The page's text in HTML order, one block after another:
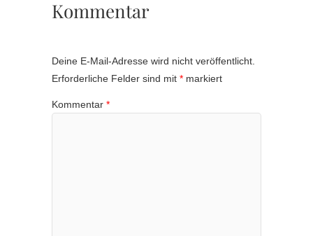
Kommentar
Deine E-Mail-Adresse wird nicht veröffentlicht.
Erforderliche Felder sind mit * markiert
Kommentar *